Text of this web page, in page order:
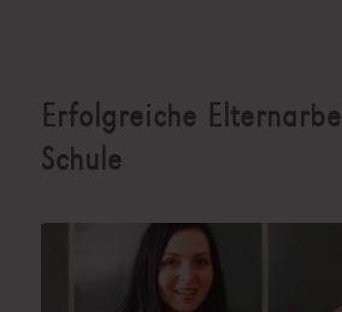
Erfolgreiche
Schule